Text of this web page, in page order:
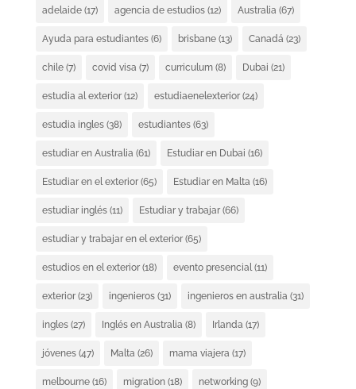
adelaide(17) agencia de estudios(12) Australia (67)
Ayuda para estudiantes(6) brisbane(13) Canadá (23)
chile(7) covid visa (7) curriculum(8) Dubai (21)
estudia al exterior(12) estudiaenelexterior(24)
estudia ingles(38) estudiantes(63)
estudiar en Australia (61) Estudiar en Dubai (16)
Estudiar en el exterior(65) Estudiar en Malta (16)
estudiar inglés(11) Estudiar y trabajar(66)
estudiar y trabajar en el exterior(65)
estudios en el exterior(18) evento presencial (11)
exterior(23) ingenieros(31) ingenieros en australia (31)
ingles(27) Inglés en Australia (8) Irlanda (17)
jóvenes(47) Malta (26) mama viajera (17)
melbourne(16) migration(18) networking(9)